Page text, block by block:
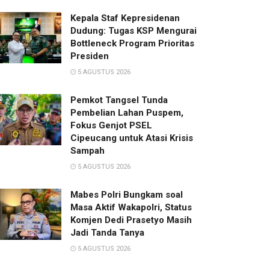
Kepala Staf Kepresidenan
Dudung: Tugas KSP Mengurai
Bottleneck Program Prioritas
Presiden
5 AGUSTUS 2026
Pemkot Tangsel Tunda
Pembelian Lahan Puspem,
Fokus Genjot PSEL
Cipeucang untuk Atasi Krisis
Sampah
5 AGUSTUS 2026
Mabes Polri Bungkam soal
Masa Aktif Wakapolri, Status
Komjen Dedi Prasetyo Masih
Jadi Tanda Tanya
5 AGUSTUS 2026